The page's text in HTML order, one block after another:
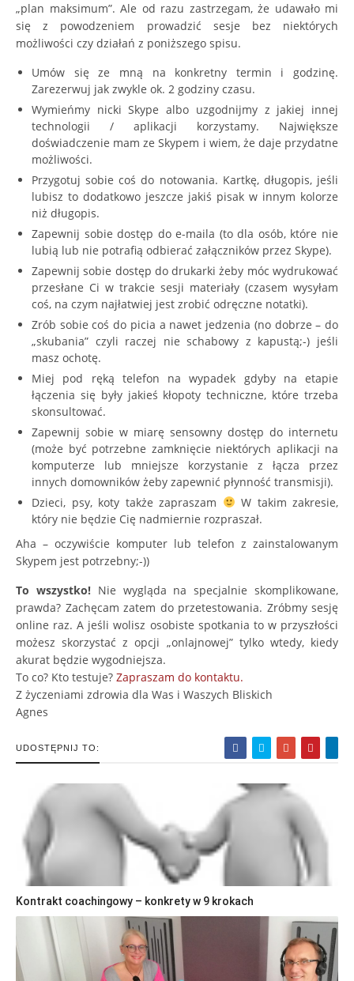
„plan maksimum”. Ale od razu zastrzegam, że udawało mi
się z powodzeniem prowadzić sesje bez niektórych
możliwości czy działań z poniższego spisu.
Umów się ze mną na konkretny termin i godzinę.
Zarezerwuj jak zwykle ok. 2 godziny czasu.
Wymieńmy nicki Skype albo uzgodnijmy z jakiej innej
technologii / aplikacji korzystamy. Największe
doświadczenie mam ze Skypem i wiem, że daje przydatne
możliwości.
Przygotuj sobie coś do notowania. Kartkę, długopis, jeśli
lubisz to dodatkowo jeszcze jakiś pisak w innym kolorze
niż długopis.
Zapewnij sobie dostęp do e-maila (to dla osób, które nie
lubią lub nie potrafią odbierać załączników przez Skype).
Zapewnij sobie dostęp do drukarki żeby móc wydrukować
przesłane Ci w trakcie sesji materiały (czasem wysyłam
coś, na czym najłatwiej jest zrobić odręczne notatki).
Zrób sobie coś do picia a nawet jedzenia (no dobrze – do
„skubania” czyli raczej nie schabowy z kapustą;-) jeśli
masz ochotę.
Miej pod ręką telefon na wypadek gdyby na etapie
łączenia się były jakieś kłopoty techniczne, które trzeba
skonsultować.
Zapewnij sobie w miarę sensowny dostęp do internetu
(może być potrzebne zamknięcie niektórych aplikacji na
komputerze lub mniejsze korzystanie z łącza przez
innych domowników żeby zapewnić płynność transmisji).
Dzieci, psy, koty także zapraszam
W takim zakresie,
który nie będzie Cię nadmiernie rozpraszał.
Aha – oczywiście komputer lub telefon z zainstalowanym
Skypem jest potrzebny;-))
To wszystko!Nie wygląda na specjalnie skomplikowane,
prawda? Zachęcam zatem do przetestowania. Zróbmy sesję
online raz. A jeśli wolisz osobiste spotkania to w przyszłości
możesz skorzystać z opcji „onlajnowej” tylko wtedy, kiedy
akurat będzie wygodniejsza.
To co? Kto testuje? Zapraszam do kontaktu.
Z życzeniami zdrowia dla Was i Waszych Bliskich
Agnes
UDOSTĘPNIJ TO:
Kontrakt coachingowy – konkrety w 9 krokach